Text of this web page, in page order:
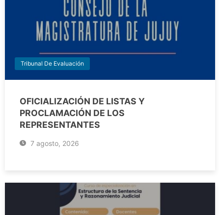
Tribunal De Evaluación
OFICIALIZACIÓN DE LISTAS Y
PROCLAMACIÓN DE LOS
REPRESENTANTES
7 agosto, 2026